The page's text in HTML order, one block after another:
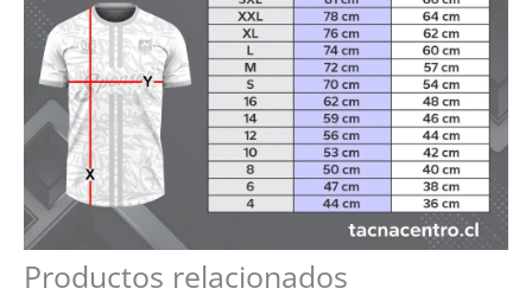
Productos relacionados